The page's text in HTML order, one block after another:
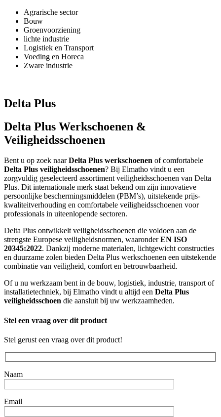
Agrarische sector
Bouw
Groenvoorziening
lichte industrie
Logistiek en Transport
Voeding en Horeca
Zware industrie
Delta Plus
Delta Plus Werkschoenen &
Veiligheidsschoenen
Bent u op zoek naarDelta Plus werkschoenen of comfortabele
Delta Plus veiligheidsschoenen? Bij Elmatho vindt u een
zorgvuldig geselecteerd assortiment veiligheidsschoenen van Delta
Plus. Dit internationale merk staat bekend om zijn innovatieve
persoonlijke beschermingsmiddelen (PBM’s), uitstekende prijs-
kwaliteitverhouding en comfortabele veiligheidsschoenen voor
professionals in uiteenlopende sectoren.
Delta Plus ontwikkelt veiligheidsschoenen die voldoen aan de
strengste Europese veiligheidsnormen, waaronderEN ISO
20345:2022. Dankzij moderne materialen, lichtgewicht constructies
en duurzame zolen bieden Delta Plus werkschoenen een uitstekende
combinatie van veiligheid, comfort en betrouwbaarheid.
Of u nu werkzaam bent in de bouw, logistiek, industrie, transport of
installatietechniek, bij Elmatho vindt u altijd een Delta Plus
veiligheidsschoen die aansluit bij uw werkzaamheden.
Stel een vraag over dit product
Stel gerust een vraag over dit product!
Naam
Email